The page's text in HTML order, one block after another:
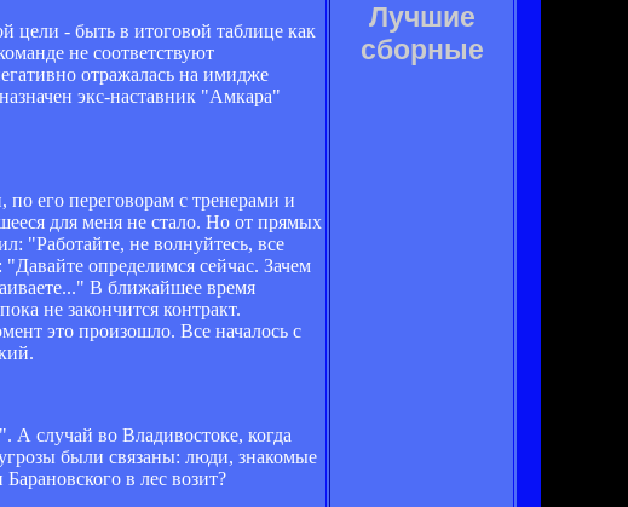
цели - быть в итоговой таблице как
не соответствуют
отражалась на имидже
экс-наставник "Амкара"
его переговорам с тренерами и
для меня не стало. Но от прямых
"Работайте, не волнуйтесь, все
определимся сейчас. Зачем
В ближайшее время
не закончится контракт.
это произошло. Все началось с
А случай во Владивостоке, когда
были связаны: люди, знакомые
в лес возит?
Лучшие
сборные